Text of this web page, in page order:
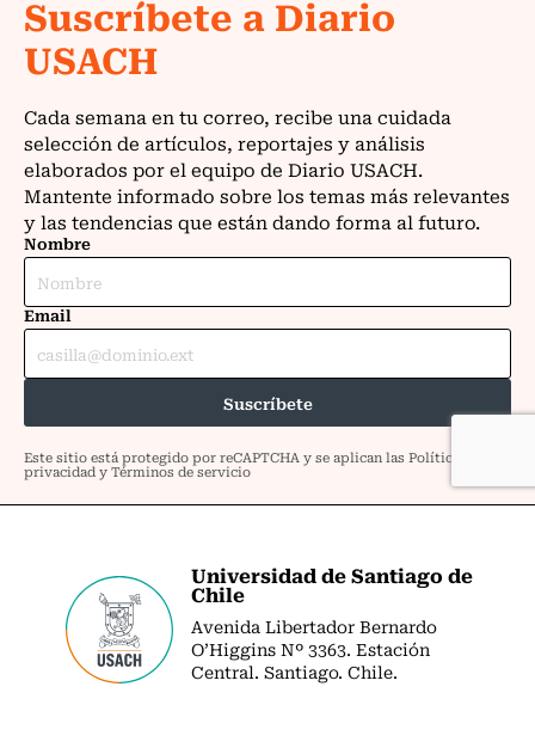
Universidad de Santiago de
Chile
Avenida Libertador Bernardo
O’Higgins Nº 3363. Estación
Central. Santiago. Chile.